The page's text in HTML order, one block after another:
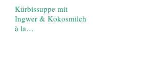
Kürbissuppe mit
Ingwer & Kokosmilch
à la…